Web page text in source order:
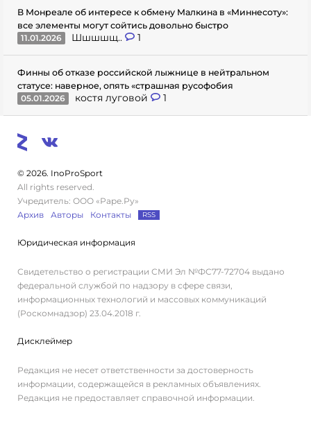
В Монреале об интересе к обмену Малкина в «Миннесоту»:
все элементы могут сойтись довольно быстро
11.01.2026
Шшшшщ.. 1
Финны об отказе российской лыжнице в нейтральном
статусе: наверное, опять «страшная русофобия
05.01.2026
костя луговой 1
© 2026. InoProSport
All rights reserved.
Учредитель: ООО «Раре.Ру»
Архив
Авторы Контакты RSS
Юридическая информация
Свидетельство о регистрации СМИ Эл №ФС77-72704 выдано
федеральной службой по надзору в сфере связи,
информационных технологий и массовых коммуникаций
(Роскомнадзор) 23.04.2018 г.
Дисклеймер
Редакция не несет ответственности за достоверность
информации, содержащейся в рекламных объявлениях.
Редакция не предоставляет справочной информации.